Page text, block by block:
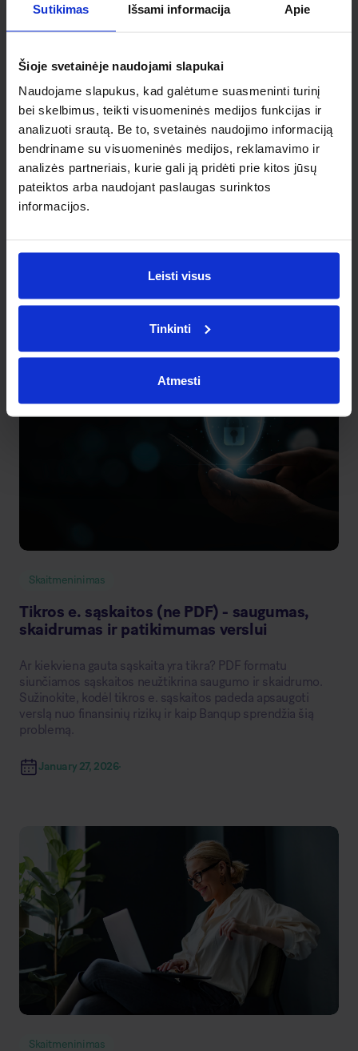
Sutikimas Išsami informacija Apie
Šioje svetainėje naudojami slapukai
Naudojame slapukus, kad galėtume suasmeninti turinį
bei skelbimus, teikti visuomeninės medijos funkcijas ir
analizuoti srautą. Be to, svetainės naudojimo informaciją
bendriname su visuomeninės medijos, reklamavimo ir
analizės partneriais, kurie gali ją pridėti prie kitos jūsų
pateiktos arba naudojant paslaugas surinktos
informacijos.
Leisti visus
Tinkinti
Atmesti
Skaitmeninimas
B2B e. sąskaitos: ką turi žinoti smulkus ir
vidutinis verslas?
sąskaitos ir siuntimas tampa nauju standartu ES. Ar jūsų
February 23, 2026
Skaitmeninimas
Tikros e. sąskaitos (ne PDF) - saugumas,
skaidrumas ir patikimumas verslui
Ar kiekviena gauta sąskaita yra tikra? PDF formatu
siunčiamos sąskaitos neužtikrina saugumo ir skaidrumo.
Sužinokite, kodėl tikros e. sąskaitos padeda apsaugoti
verslą nuo finansinių rizikų ir kaip Banqup sprendžia šią
problemą.
January 27, 2026
Skaitmeninimas